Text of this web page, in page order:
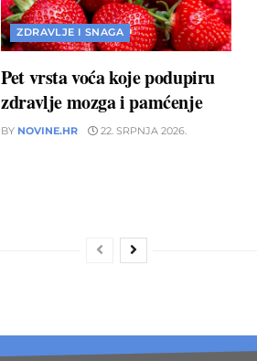
ZDRAVLJE I SNAGA
Pet vrsta voća koje podupiru
zdravlje mozga i pamćenje
BY NOVINE.HR 22. SRPNJA 2026.